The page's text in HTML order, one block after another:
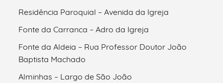
Residência Paroquial – Avenida da Igreja
Fonte da Carranca – Adro da Igreja
Fonte da Aldeia – Rua Professor Doutor João
Baptista Machado
Alminhas – Largo de São João